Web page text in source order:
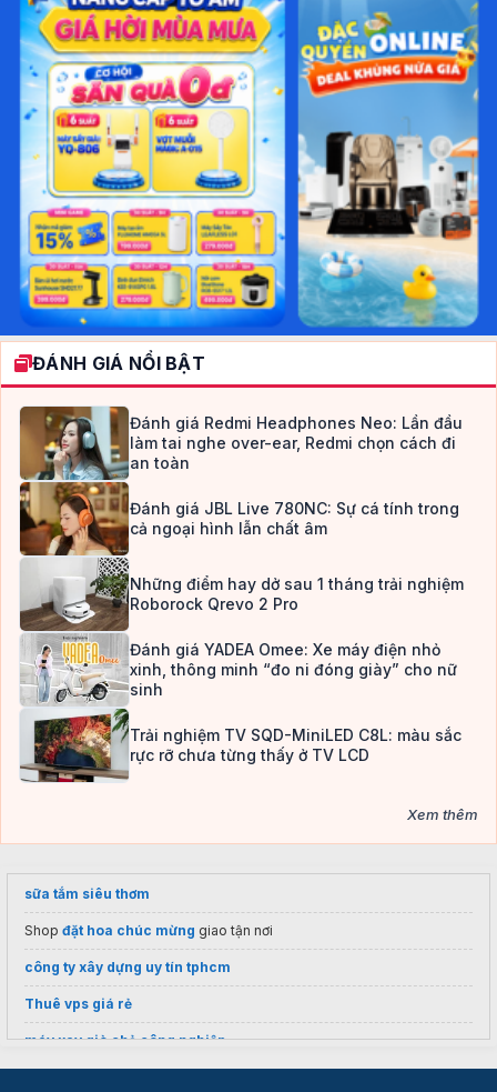
ĐÁNH GIÁ NỔI BẬT
Đánh giá Redmi Headphones Neo: Lần đầu
làm tai nghe over-ear, Redmi chọn cách đi
an toàn
Đánh giá JBL Live 780NC: Sự cá tính trong
cả ngoại hình lẫn chất âm
Những điểm hay dở sau 1 tháng trải nghiệm
Roborock Qrevo 2 Pro
Đánh giá YADEA Omee: Xe máy điện nhỏ
xinh, thông minh “đo ni đóng giày” cho nữ
sinh
Trải nghiệm TV SQD-MiniLED C8L: màu sắc
rực rỡ chưa từng thấy ở TV LCD
Xem thêm
sữa tắm siêu thơm
Shop đặt hoa chúc mừng giao tận nơi
công ty xây dựng uy tín tphcm
Thuê vps giá rẻ
máy xay giò chả công nghiệp